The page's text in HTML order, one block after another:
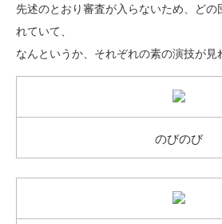
先述のとおり審査が入らないため、どの
れていて、
なんというか、それぞれの素の演技が見
のびのび